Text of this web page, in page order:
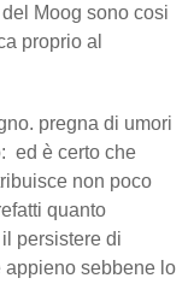
Moog sono cosi
proprio al
pregna di umori
ed è certo che
non poco
quanto
persistere di
sebbene lo